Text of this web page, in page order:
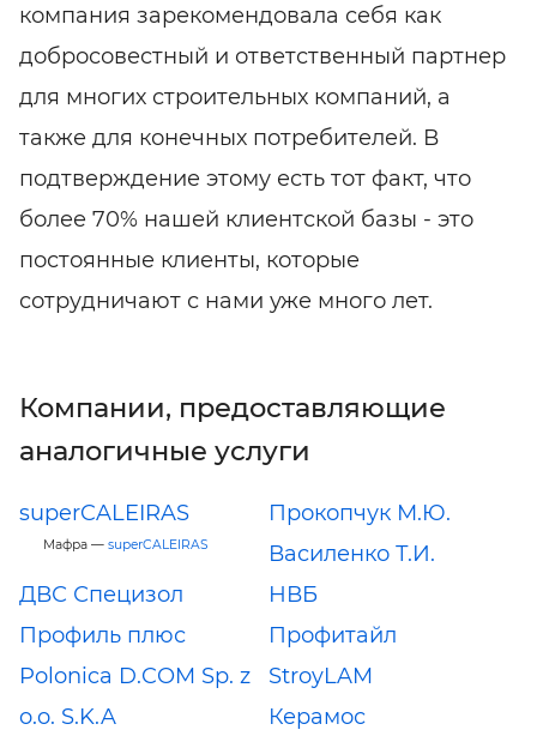
компания зарекомендовала себя как
добросовестный и ответственный партнер
для многих строительных компаний, а
также для конечных потребителей. В
подтверждение этому есть тот факт, что
более 70% нашей клиентской базы - это
постоянные клиенты, которые
сотрудничают с нами уже много лет.
Компании, предоставляющие
аналогичные услуги
superCALEIRAS
Мафра — superCALEIRAS
Прокопчук М.Ю.
Василенко Т.И.
ДВС Специзол
НВБ
Профиль плюс
Профитайл
Polonica D.COM Sp. z
o.o. S.K.A
StroyLAM
Керамос